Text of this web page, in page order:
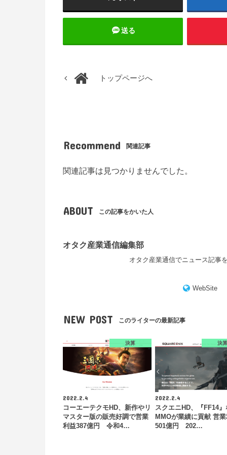
送る
トップページへ
Recommend 関連記事
関連記事は見つかりませんでした。
ABOUT この記事をかいた人
オタク産業通信編集部
オタク産業通信でニュース記事
WebSite
NEW POST このライターの最新記事
決算
2022.2.4
コーエーテクモHD、新作やリ
マスター版の販売好調で営業
利益387億円 令和4…
決
2022.2.4
スクエニHD、『FF14』
MMOが業績に貢献 営
501億円 202…